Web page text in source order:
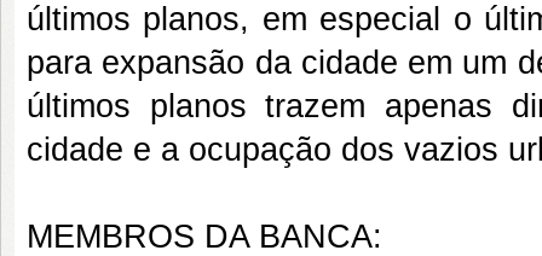
últimos planos, em especial o
para expansão da cidade em um
últimos planos trazem apenas
cidade e a ocupação dos vazios
MEMBROS DA BANCA: